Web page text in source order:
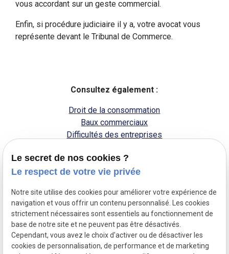
vous accordant sur un geste commercial.
Enfin, si procédure judiciaire il y a, votre avocat vous
représente devant le Tribunal de Commerce.
Consultez également :
Droit de la consommation
Baux commerciaux
Difficultés des entreprises
BINON - DAVIN
Avocats
Contactez-nous
au
04 91 54 39 17
Mentions
légales
Plan du site
Le secret de nos cookies ?
Le respect de votre vie privée
Notre site utilise des cookies pour améliorer votre expérience de
navigation et vous offrir un contenu personnalisé. Les cookies
strictement nécessaires sont essentiels au fonctionnement de
base de notre site et ne peuvent pas être désactivés.
Cependant, vous avez le choix d'activer ou de désactiver les
cookies de personnalisation, de performance et de marketing